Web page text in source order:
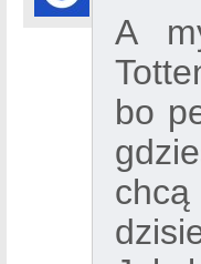
A
bo